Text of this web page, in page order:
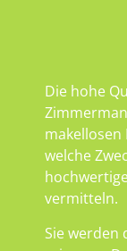
Die hohe
welche
vermitteln.
Sie werden